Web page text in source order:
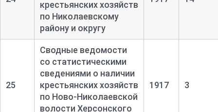
крестьянских хозяйств
по Николаевскому
району и округу
25
Сводные ведомости
со статистическими
сведениями о наличии
крестьянских хозяйств
по Ново-Николаевской
волости Херсонского
1917 3